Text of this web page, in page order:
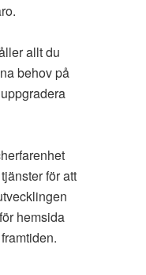
allt du
behov på
för att
hemsida